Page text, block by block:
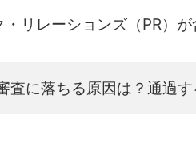
リレーションズ（PR）
査に落ちる原因は？通過す